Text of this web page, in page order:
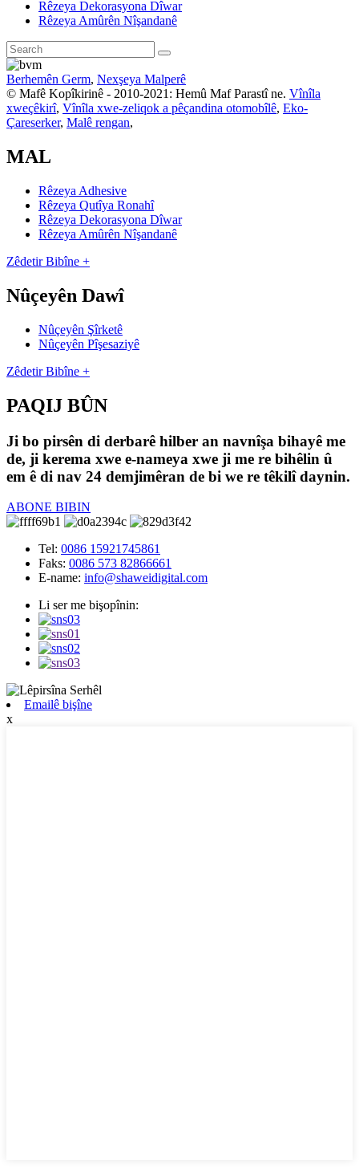
Rêzeya Dekorasyona Dîwar
Rêzeya Amûrên Nîşandanê
Berhemên Germ, Nexşeya Malperê
© Mafê Kopîkirinê - 2010-2021: Hemû Maf Parastî ne. Vînîla
xweçêkirî, Vînîla xwe-zeliqok a pêçandina otomobîlê, Eko-
Çareserker, Malê rengan,
MAL
Rêzeya Adhesive
Rêzeya Qutîya Ronahî
Rêzeya Dekorasyona Dîwar
Rêzeya Amûrên Nîşandanê
Zêdetir Bibîne +
Nûçeyên Dawî
Nûçeyên Şîrketê
Nûçeyên Pîşesaziyê
Zêdetir Bibîne +
PAQIJ BÛN
Ji bo pirsên di derbarê hilber an navnîşa bihayê me
de, ji kerema xwe e-nameya xwe ji me re bihêlin û
em ê di nav 24 demjimêran de bi we re têkilî daynin.
ABONE BIBIN
Tel: 0086 15921745861
Faks: 0086 573 82866661
E-name: info@shaweidigital.com
Li ser me bişopînin:
Emailê bişîne
x